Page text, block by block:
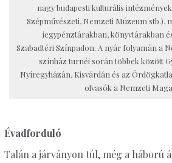
nagy budapesti kulturális
Szépművészeti, Nemzeti Múzeum stb.),
jegypénztárakban, könyvtárakban
Szabadtéri Színpadon. A nyár folyamán a
színház turnéi során többek között
Nyíregyházán, Kisvárdán és az
olvasók a Nemzeti
Évadforduló
Talán a járványon túl, még a háború